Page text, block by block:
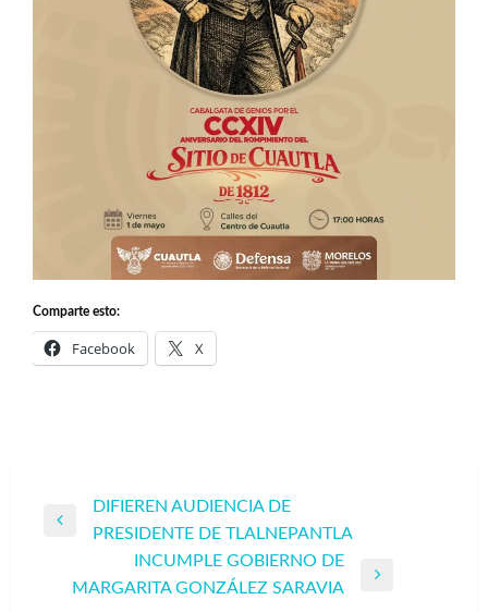
Comparte esto:
Facebook X
Navegación
Entrada
DIFIEREN AUDIENCIA DE
PRESIDENTE DE TLALNEPANTLA
Entrada
INCUMPLE GOBIERNO DE
MARGARITA GONZÁLEZ SARAVIA